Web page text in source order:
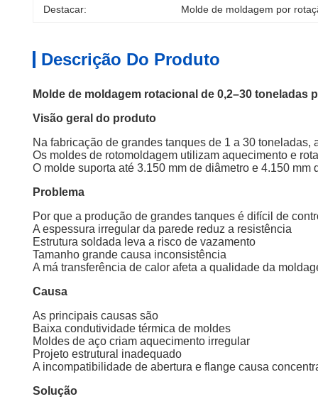
Destacar: Molde de moldagem por
Descrição Do Produto
Molde de moldagem rotacional de 0,2–30 toneladas
Visão geral do produto
Na fabricação de grandes tanques de 1 a 30
Os moldes de rotomoldagem utilizam aquecimento e
O molde suporta até 3.150 mm de diâmetro e 4.150
Problema
Por que a produção de grandes tanques é difícil de
A espessura irregular da parede reduz a resistência
Estrutura soldada leva a risco de vazamento
Tamanho grande causa inconsistência
A má transferência de calor afeta a qualidade da
Causa
As principais causas são
Baixa condutividade térmica de moldes
Moldes de aço criam aquecimento irregular
Projeto estrutural inadequado
A incompatibilidade de abertura e flange causa
Solução